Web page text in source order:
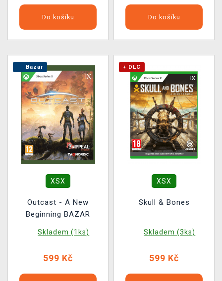
Do košíku Do košíku
Bazar
XSX
Outcast - A New
Beginning BAZAR
Skladem (1ks)
599 Kč
+ DLC
XSX
Skull & Bones
Skladem (3ks)
599 Kč